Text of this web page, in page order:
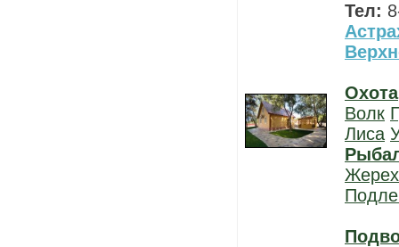
Тел:
Охота
Волк
Лиса
Жерех